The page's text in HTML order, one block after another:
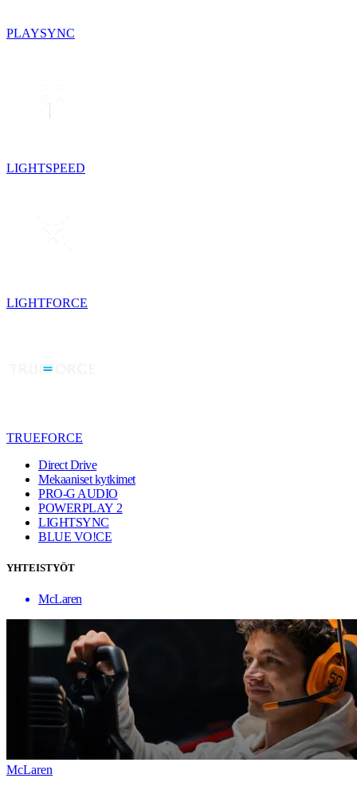
PLAYSYNC
LIGHTSPEED
LIGHTFORCE
TRUEFORCE
Direct Drive
Mekaaniset kytkimet
PRO-G AUDIO
POWERPLAY 2
LIGHTSYNC
BLUE VO!CE
YHTEISTYÖT
McLaren
McLaren